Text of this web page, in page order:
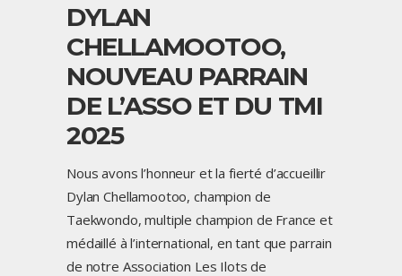
DYLAN
CHELLAMOOTOO,
NOUVEAU PARRAIN
DE L’ASSO ET DU TMI
2025
Nous avons l’honneur et la fierté d’accueillir
Dylan Chellamootoo, champion de
Taekwondo, multiple champion de France et
médaillé à l’international, en tant que parrain
de notre Association Les Ilots de